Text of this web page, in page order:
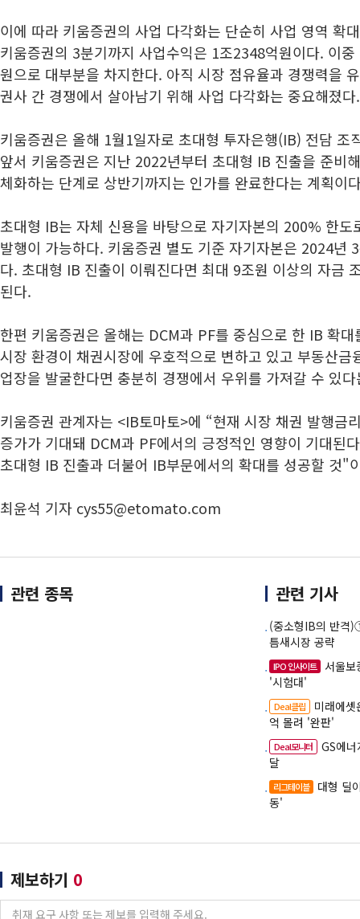
이에 따라 키움증권의 사업 다각화는 단순히 사업 영역 확
키움증권의 3분기까지 사업수익은 1조2348억원이다. 이
원으로 대부분을 차지한다. 아직 시장 점유율과 경쟁력을
권사 간 경쟁에서 살아남기 위해 사업 다각화는 중요해졌
키움증권은 올해 1월1일자로 초대형 투자은행(IB) 전담 조
앞서 키움증권은 지난 2022년부터 초대형 IB 진출을 준비
체화하는 단계로 상반기까지는 인가를 완료한다는 계획이
초대형 IB는 자체 신용을 바탕으로 자기자본의 200% 한도
발행이 가능하다. 키움증권 별도 기준 자기자본은 2024년
다. 초대형 IB 진출이 이뤄진다면 최대 9조원 이상의 자금
된다.
한편 키움증권은 올해는 DCM과 PF를 중심으로 한 IB 확
시장 환경이 채권시장에 우호적으로 변하고 있고 부동산금
업장을 발굴한다면 충분히 경쟁에서 우위를 가져갈 수 있
키움증권 관계자는 <IB토마토>에 “현재 시장 채권 발행금
증가가 기대돼 DCM과 PF에서의 긍정적인 영향이 기대된
초대형 IB 진출과 더불어 IB부문에서의 확대를 성공할 것"
최윤석 기자 cys55@etomato.com
관련 종목 관련 기사
(중소형IB의 반격
틈새시장 공략
IPO 인사이트
서울
'시험대'
Deal클립
미래에
억 몰려 '완판'
Deal모니터
GS에
달
리그테이블
대형 딜
동'
제보하기 0